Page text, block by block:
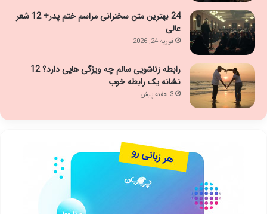
24 بهترین متن سخنرانی مراسم ختم پدر+ 12 شعر
عالی
فوریه 24, 2026
رابطه زناشویی سالم چه ویژگی هایی دارد؟ 12
نشانه یک رابطه خوب
3 هفته پیش